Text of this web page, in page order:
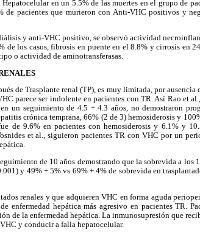
en un 5.5% de las muertes en el grupo de
pacientes que murieron con Anti-VHC positivos y
y anti-VHC positivo, se observó actividad
los casos, fibrosis en puente en el 8.8% y cirrosis en
o actividad de aminotransferasas.
de Trasplante renal (TP), es muy limitada, por ausencia
parece ser indolente en pacientes con TR. Así Rao et
un seguimiento de 4.5 + 4.3 años, no demostraron
crónica temprana, 66% (2 de 3) hemosiderosis y
de 9.6% en pacientes con hemosiderosis y 6.1% y
et al., siguieron pacientes TR con VHC por un
de 10 años demostrando que la sobrevida a los
y 49% + 5% vs 69% + 4% de sobrevida en
renales y que adquieren VHC en forma aguda
enfermedad hepática más agresivo en pacientes TR.
de la enfermedad hepática. La inmunosupresión que
y conducir a falla hepatocelular.